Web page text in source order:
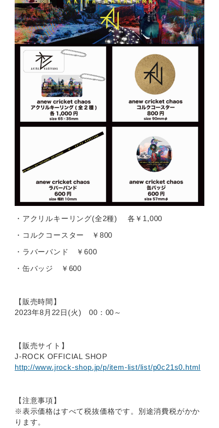
・アクリルキーリング(全2種) 各￥1,000
・コルクコースター ￥800
・ラバーバンド ￥600
・缶バッジ ￥600
【販売時間】
2023年8月22日(火) 00：00～
【販売サイト】
J-ROCK OFFICIAL SHOP
http://www.jrock-shop.jp/p/item-list/list/p0c21s0.html
【注意事項】
※表示価格はすべて税抜価格です。別途消費税がかか
ります。